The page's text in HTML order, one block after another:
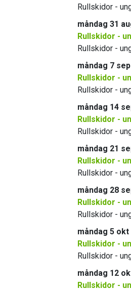
Rullskidor -
måndag 31
Rullskidor -
Rullskidor -
måndag 7
Rullskidor -
Rullskidor -
måndag 14
Rullskidor -
Rullskidor -
måndag 21
Rullskidor -
Rullskidor -
måndag 28
Rullskidor -
Rullskidor -
måndag 5 okt
Rullskidor -
Rullskidor -
måndag 12
Rullskidor -